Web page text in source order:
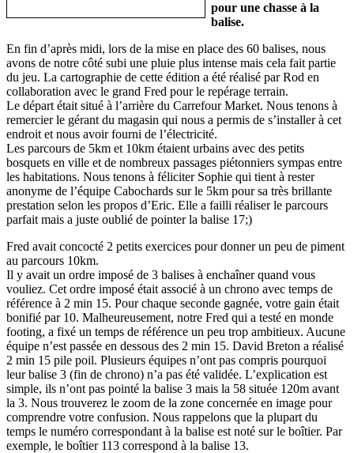
pour une chasse à la
balise.
En fin d’après midi, lors de la mise en place des 60 balises, nous
avons de notre côté subi une pluie plus intense mais cela fait partie
du jeu. La cartographie de cette édition a été réalisé par Rod en
collaboration avec le grand Fred pour le repérage terrain.
Le départ était situé à l’arrière du Carrefour Market. Nous tenons à
remercier le gérant du magasin qui nous a permis de s’installer à cet
endroit et nous avoir fourni de l’électricité.
Les parcours de 5km et 10km étaient urbains avec des petits
bosquets en ville et de nombreux passages piétonniers sympas entre
les habitations. Nous tenons à féliciter Sophie qui tient à rester
anonyme de l’équipe Cabochards sur le 5km pour sa très brillante
prestation selon les propos d’Eric. Elle a failli réaliser le parcours
parfait mais a juste oublié de pointer la balise 17;)
Fred avait concocté 2 petits exercices pour donner un peu de piment
au parcours 10km.
Il y avait un ordre imposé de 3 balises à enchaîner quand vous
vouliez. Cet ordre imposé était associé à un chrono avec temps de
référence à 2 min 15. Pour chaque seconde gagnée, votre gain était
bonifié par 10. Malheureusement, notre Fred qui a testé en monde
footing, a fixé un temps de référence un peu trop ambitieux. Aucune
équipe n’est passée en dessous des 2 min 15. David Breton a réalisé
2 min 15 pile poil. Plusieurs équipes n’ont pas compris pourquoi
leur balise 3 (fin de chrono) n’a pas été validée. L’explication est
simple, ils n’ont pas pointé la balise 3 mais la 58 située 120m avant
la 3. Nous trouverez le zoom de la zone concernée en image pour
comprendre votre confusion. Nous rappelons que la plupart du
temps le numéro correspondant à la balise est noté sur le boîtier. Par
exemple, le boîtier 113 correspond à la balise 13.